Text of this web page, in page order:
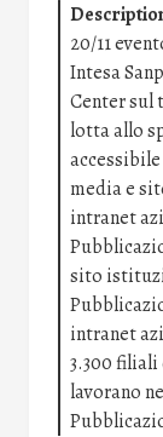
20/11
Intesa
Center sul
lotta allo
media e
intranet
sito
intranet
3.300 filiali
lavorano